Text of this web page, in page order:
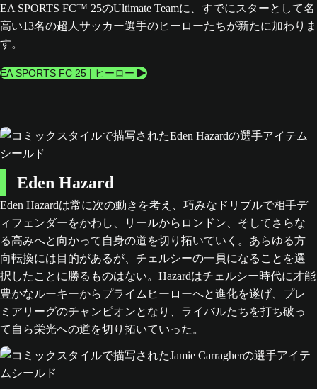
EA SPORTS FC™ 25のUltimate Teamに、すでにスターとして名
高い13名の超人サッカー選手のヒーローたちが新たに加わりま
す。
EA SPORTS FC 25 | ヒーロー
Eden Hazard
Eden Hazardは常に次の動きを考え、巧みなドリブルで相手デ
ィフェンダーをかわし、リールからロンドン、そしてさらな
る高みへと向かって自身の道を切り拓いていく。あらゆる方
向転換には目的があるが、チェルシーの一員になることを選
択したことに勝るものはない。Hazardはチェルシー時代に才能
豊かなルーキーからプライムヒーローへと進化を遂げ、プレ
ミアリーグのチャンピオンとなり、ライバルたちを打ち破っ
て自ら栄光への道を切り拓いていった。